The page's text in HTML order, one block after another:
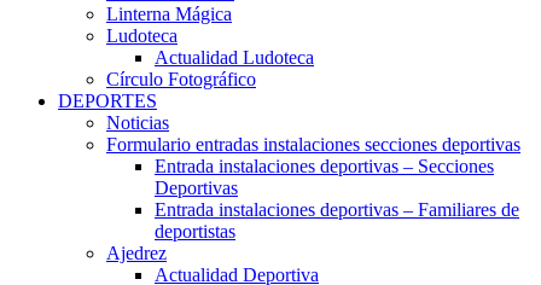
Linterna Mágica
Ludoteca
Actualidad Ludoteca
Círculo Fotográfico
DEPORTES
Noticias
Formulario entradas instalaciones secciones deportivas
Entrada instalaciones deportivas – Secciones
Deportivas
Entrada instalaciones deportivas – Familiares de
deportistas
Ajedrez
Actualidad Deportiva